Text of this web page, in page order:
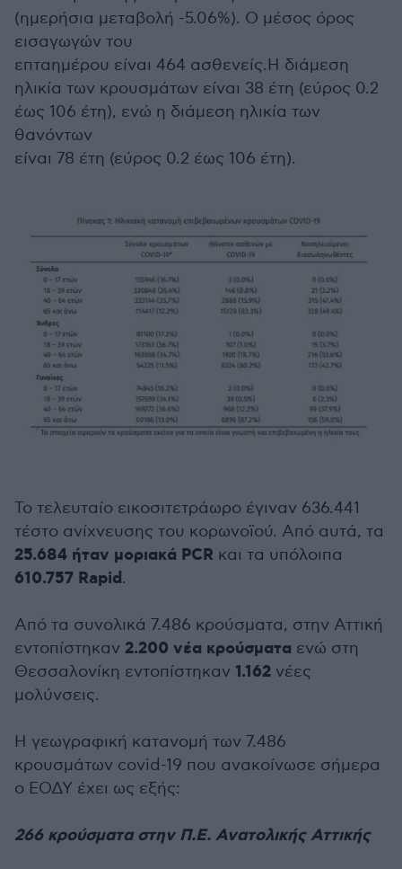
(ημερήσια μεταβολή -5.06%). Ο μέσος όρος
εισαγωγών του
επταημέρου είναι 464 ασθενείς.Η διάμεση
ηλικία των κρουσμάτων είναι 38 έτη (εύρος 0.2
έως 106 έτη), ενώ η διάμεση ηλικία των
θανόντων
είναι 78 έτη (εύρος 0.2 έως 106 έτη).
Το τελευταίο εικοσιτετράωρο έγιναν 636.441
τέστο ανίχνευσης του κορωνοϊού. Από αυτά, τα
25.684 ήταν μοριακά PCR και τα υπόλοιπα
610.757 Rapid.
Από τα συνολικά 7.486 κρούσματα, στην Αττική
εντοπίστηκαν 2.200 νέα κρούσματα ενώ στη
Θεσσαλονίκη εντοπίστηκαν 1.162 νέες
μολύνσεις.
Η γεωγραφική κατανομή των 7.486
κρουσμάτων covid-19 που ανακοίνωσε σήμερα
ο ΕΟΔΥ έχει ως εξής:
266 κρούσματα στην Π.Ε. Ανατολικής Αττικής